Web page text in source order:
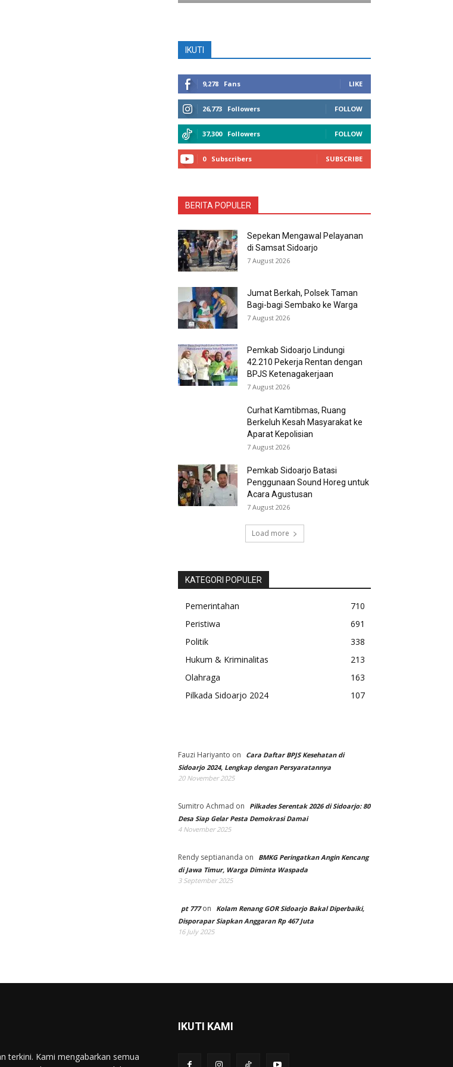
IKUTI
9,278 Fans LIKE
26,773 Followers FOLLOW
37,300 Followers FOLLOW
0 Subscribers SUBSCRIBE
BERITA POPULER
Sepekan Mengawal Pelayanan
di Samsat Sidoarjo
7 August 2026
Jumat Berkah, Polsek Taman
Bagi-bagi Sembako ke Warga
7 August 2026
Pemkab Sidoarjo Lindungi
42.210 Pekerja Rentan dengan
BPJS Ketenagakerjaan
7 August 2026
Curhat Kamtibmas, Ruang
Berkeluh Kesah Masyarakat ke
Aparat Kepolisian
7 August 2026
Pemkab Sidoarjo Batasi
Penggunaan Sound Horeg untuk
Acara Agustusan
7 August 2026
Load more
KATEGORI POPULER
Pemerintahan
710
Peristiwa
691
Politik
338
Hukum & Kriminalitas
213
Olahraga
163
Pilkada Sidoarjo 2024
107
Fauzi Hariyanto on
Cara Daftar BPJS Kesehatan di
Sidoarjo 2024, Lengkap dengan Persyaratannya
20 November 2025
Sumitro Achmad on
Pilkades Serentak 2026 di Sidoarjo: 80
Desa Siap Gelar Pesta Demokrasi Damai
4 November 2025
Rendy septiananda on
BMKG Peringatkan Angin Kencang
di Jawa Timur, Warga Diminta Waspada
3 September 2025
pt 777on
Kolam Renang GOR Sidoarjo Bakal Diperbaiki,
Disporapar Siapkan Anggaran Rp 467 Juta
16 July 2025
terkini. Kami mengabarkan semua
IKUTI KAMI